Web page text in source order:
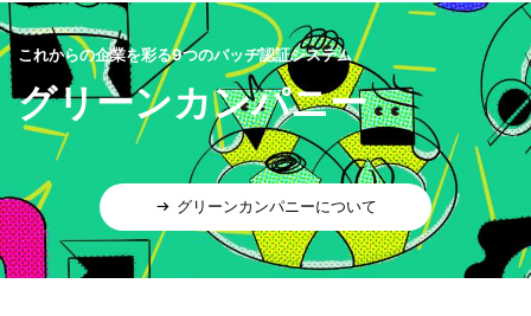
これからの企業を彩る9つのバッヂ認証システム
グリーンカンパニー
グリーンカンパニーについて